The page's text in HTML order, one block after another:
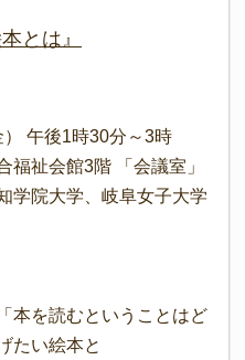
とは』
午後1時30分～3時
福祉会館3階 「会議室」
院大学、岐阜女子大学
本を読むということはど
たい絵本と